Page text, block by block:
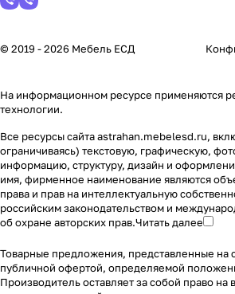
© 2019 - 2026 Мебель ЕСД
На информационном ресурсе применяются
технологии.
Все ресурсы сайта astrahan.mebelesd.ru,
ограничиваясь) текстовую, графическую,
информацию, структуру, дизайн и
имя, фирменное наименование являются
права и прав на интеллектуальную
российским законодательством и
об охране авторских прав.Читать далее
Товарные предложения, представленные на
публичной офертой, определяемой
Производитель оставляет за собой право